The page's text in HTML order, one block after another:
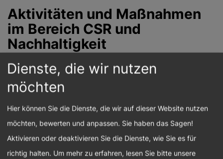
Aktivitäten und Maßnahmen
im Bereich CSR und
Nachhaltigkeit
Ziele und Projekte:
Unsere Vision umfasst die Integration von
alternativen Energiequellen wie PV-Anlagen,
Geothermie und Wärmerückgewinnung. Diese
Maßnahmen tragen dazu bei, nachhaltige und
umweltfreundliche Energielösungen zu fördern.
Dienste, die wir nutzen
möchten
Hier können Sie die Dienste, die wir auf dieser Website nutzen
möchten, bewerten und anpassen. Sie haben das Sagen!
Aktivieren oder deaktivieren Sie die Dienste, wie Sie es für
richtig halten. Um mehr zu erfahren, lesen Sie bitte unsere